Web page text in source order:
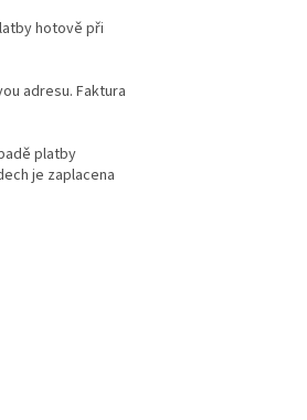
hotově při
adresu. Faktura
platby
je zaplacena